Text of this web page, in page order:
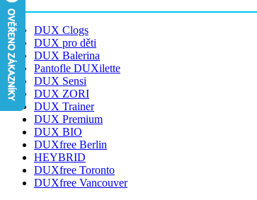
DUX Clogs
DUX pro děti
DUX Balerina
Pantofle DUXilette
DUX Sensi
DUX ZORI
DUX Trainer
DUX Premium
DUX BIO
DUXfree Berlin
HEYBRID
DUXfree Toronto
DUXfree Vancouver